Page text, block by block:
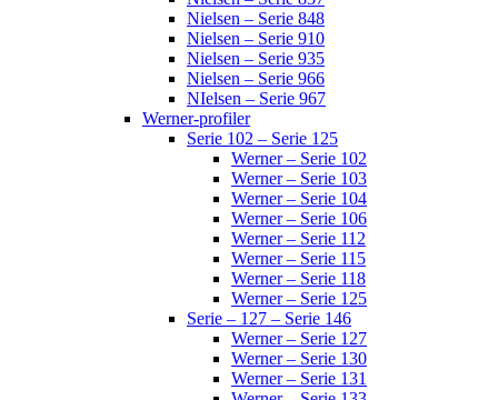
Nielsen – Serie 848
Nielsen – Serie 910
Nielsen – Serie 935
Nielsen – Serie 966
NIelsen – Serie 967
Werner-profiler
Serie 102 – Serie 125
Werner – Serie 102
Werner – Serie 103
Werner – Serie 104
Werner – Serie 106
Werner – Serie 112
Werner – Serie 115
Werner – Serie 118
Werner – Serie 125
Serie – 127 – Serie 146
Werner – Serie 127
Werner – Serie 130
Werner – Serie 131